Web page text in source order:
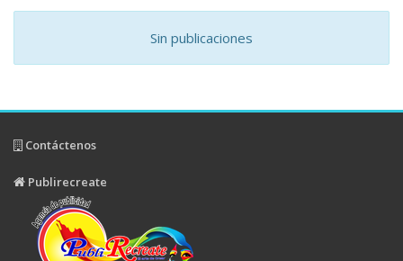
Sin publicaciones
Contáctenos
Publirecreate